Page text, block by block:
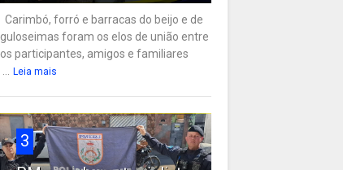
Carimbó, forró e barracas do beijo e de
guloseimas foram os elos de união entre
os participantes, amigos e familiares
... Leia mais
3